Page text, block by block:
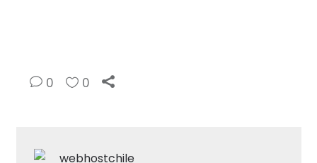
0 0
webhostchile